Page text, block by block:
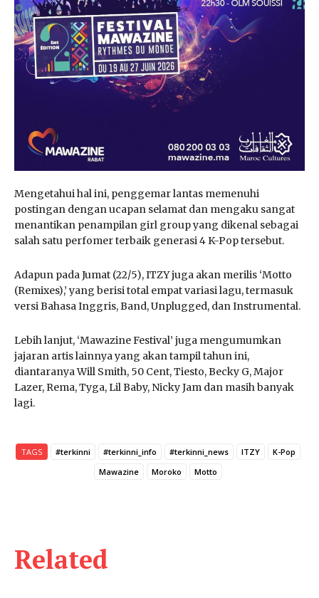
Mengetahui hal ini, penggemar lantas memenuhi
postingan dengan ucapan selamat dan mengaku sangat
menantikan penampilan girl group yang dikenal sebagai
salah satu perfomer terbaik generasi 4 K-Pop tersebut.
Adapun pada Jumat (22/5), ITZY juga akan merilis ‘Motto
(Remixes),’ yang berisi total empat variasi lagu, termasuk
versi Bahasa Inggris, Band, Unplugged, dan Instrumental.
Lebih lanjut, ‘Mawazine Festival’ juga mengumumkan
jajaran artis lainnya yang akan tampil tahun ini,
diantaranya Will Smith, 50 Cent, Tiesto, Becky G, Major
Lazer, Rema, Tyga, Lil Baby, Nicky Jam dan masih banyak
lagi.
TAGS #terkinni #terkinni_info #terkinni_news ITZY
K-Pop
Mawazine
Moroko Motto
Related